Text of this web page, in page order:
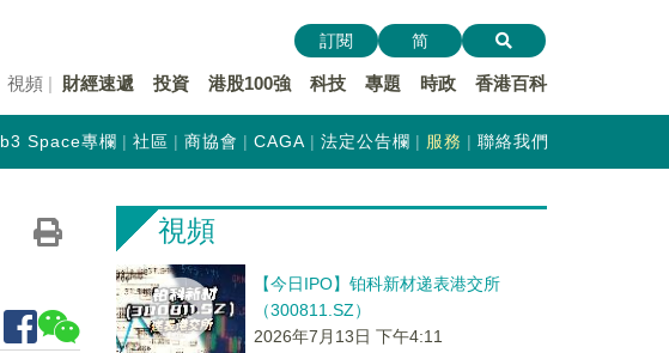
視頻 財經速遞 投資 港股100強 科技 專題 時政 香港百科
訂閱 简
Space專欄 社區 商協會 CAGA 法定公告欄 服務 聯絡我們
視頻
【今日IPO】铂科新材递表港交所
（300811.SZ）
2026年7月13日 下午4:11